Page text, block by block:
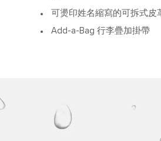
可燙印姓名縮寫的可拆式皮
Add-a-Bag 行李疊加掛帶